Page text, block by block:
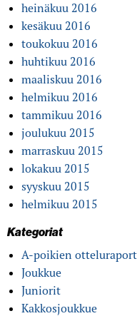
heinäkuu 2016
kesäkuu 2016
toukokuu 2016
huhtikuu 2016
maaliskuu 2016
helmikuu 2016
tammikuu 2016
joulukuu 2015
marraskuu 2015
lokakuu 2015
syyskuu 2015
helmikuu 2015
Kategoriat
A-poikien
Joukkue
Juniorit
Kakkosjoukkue